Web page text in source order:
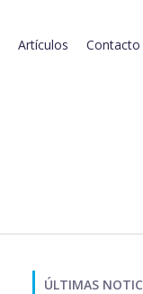
Artículos Contacto
ÚLTIMAS